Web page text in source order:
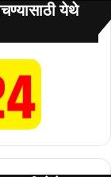
येथे